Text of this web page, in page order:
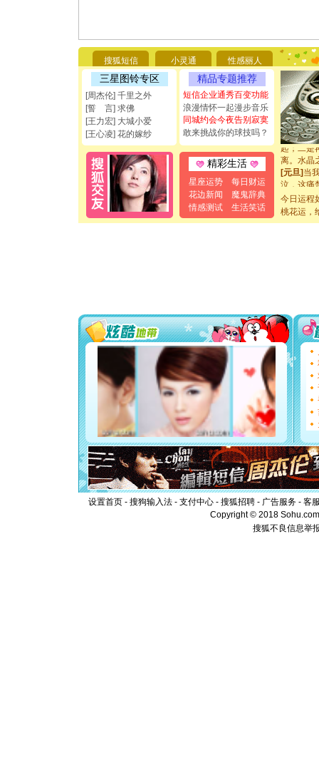
搜狐短信 小灵通 性感丽人
三星图铃专区
[周杰伦] 千里之外
[誓 言] 求佛
[王力宏] 大城小爱
[王心凌] 花的嫁纱
精品专题推荐
短信企业通秀百变功能
浪漫情怀一起漫步音乐
同城约会今夜告别寂寞
敢来挑战你的球技吗？
精彩生活
星座运势
每日财运
花边新闻
魔鬼辞典
情感测试
生活笑话
都要快乐
[圣诞节]
如意,快
[元旦]看
断电。爱
你是我专
[元旦]如
起；二是
离。水晶
[元旦]当
泣，这痛
卖了。水
[春节]风
颜！冬去
道一声平
能正大光
都要快乐
[圣诞节]
如意,快
[元旦]
看
断电。
你是我
[元旦]
如
起；二
离。水
[元旦]当
泣，这痛
卖了。水
[春节]风
颜！冬去
道一声平
[春节]传
片叶子是
今日运程
桃花运，
设置首页 - 搜狗输入法 - 支付中心 - 搜狐招聘 - 广告服务 - 客
Copyright © 2018
搜狐不良信息举